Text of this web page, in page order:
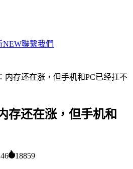
NEW聯繫我們
内存还在涨，但手机和PC已经扛不
存还在涨，但手机和
18859